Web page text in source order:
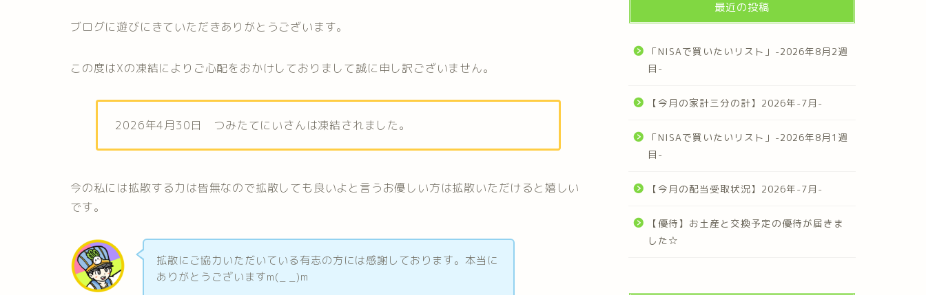
ブログに遊びにきていただきありがとうございます。
この度はXの凍結によりご心配をおかけしておりまして誠に申し訳ございません。
2026年4月30日 つみたてにいさんは凍結されました。
今の私には拡散する力は皆無なので拡散しても良いよと言うお優しい方は拡散いただけると嬉しい
です。
拡散にご協力いただいている有志の方には感謝しております。本当に
ありがとうございますm(_ _)m
最近の投稿
「NISAで買いたいリスト」-2026年8月2週
目-
【今月の家計三分の計】2026年-7月-
「NISAで買いたいリスト」-2026年8月1週
目-
【今月の配当受取状況】2026年-7月-
【優待】お土産と交換予定の優待が届きま
した☆